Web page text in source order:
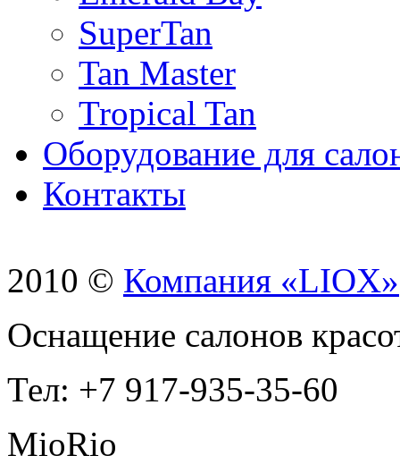
SuperTan
Tan Master
Tropical Tan
Оборудование для
Контакты
2010 © Компания «LIOX»
Оснащение салонов
Тел: +7 917-935-35-60
MioRio